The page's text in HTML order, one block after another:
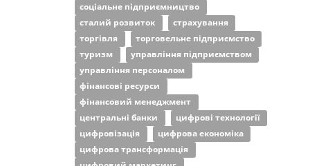
соціальне підприємництво
сталий розвиток
страхування
торгівля
торговельне підприємство
туризм
управління підприємством
управління персоналом
фінансові ресурси
фінансовий менеджмент
центральні банки
цифрові технології
цифровізація
цифрова економіка
цифрова трансформація